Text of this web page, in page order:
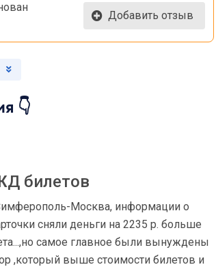
Добавить отзыв
👇
билетов
Москва, информации о
сняли деньги на 2235 р. больше
самое главное были вынуждены
,который выше стоимости билетов и